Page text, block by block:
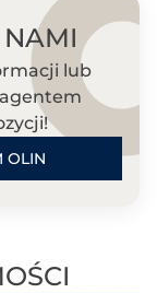
NAMI
lub
OLIN